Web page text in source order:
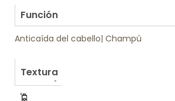
Función
Anticaída del cabello| Champú
Textura